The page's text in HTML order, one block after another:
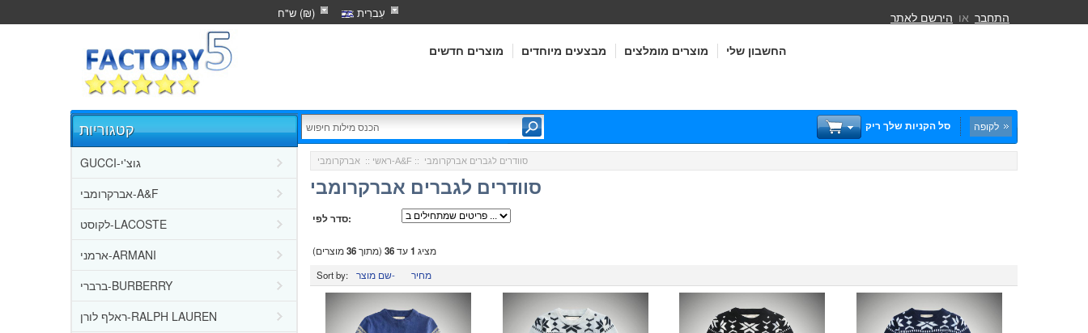
עִברִית ש"ח (₪)
מוצרים חדשים מבצעים מיוחדים מוצרים מומלצים החשבון שלי
התחבר או הירשם לאתר
סל הקניות שלך ריק לקופה
קטגוריות
GUCCI-גוצ'י
אברקרומבי-A&F
לקוסט-LACOSTE
ארמני-ARMANI
ברברי-BURBERRY
ראלף לורן-RALPH LAUREN
ראשי :: אברקרומבי-A&F :: סוודרים לגברים אברקרומבי
סוודרים לגברים אברקרומבי
סדר לפי:
מציג 1עד36(מתוך36מוצרים)
Sort by:
שם מוצר- מחיר